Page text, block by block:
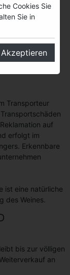
Ausstattung.
Sorten
an Personen
Transporteur
auf
erfolgt im
Erkennbare
ist eine natürliche
des Weines.
bis zur völligen
an
Cookies Sie
Sie in
Akzeptieren